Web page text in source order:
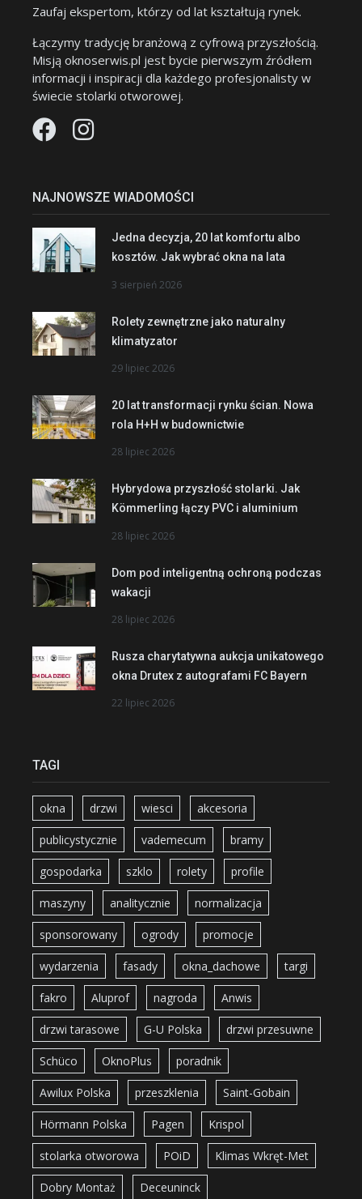
Zaufaj ekspertom, którzy od lat kształtują rynek.
Łączymy tradycję branżową z cyfrową przyszłością.
Misją oknoserwis.pl jest bycie pierwszym źródłem
informacji i inspiracji dla każdego profesjonalisty w
świecie stolarki otworowej.
NAJNOWSZE WIADOMOŚCI
Jedna decyzja, 20 lat komfortu albo
kosztów. Jak wybrać okna na lata
3 sierpień 2026
Rolety zewnętrzne jako naturalny
klimatyzator
29 lipiec 2026
20 lat transformacji rynku ścian. Nowa
rola H+H w budownictwie
28 lipiec 2026
Hybrydowa przyszłość stolarki. Jak
Kömmerling łączy PVC i aluminium
28 lipiec 2026
Dom pod inteligentną ochroną podczas
wakacji
28 lipiec 2026
Rusza charytatywna aukcja unikatowego
okna Drutex z autografami FC Bayern
22 lipiec 2026
TAGI
okna drzwi wiesci akcesoria
publicystycznie vademecum bramy
gospodarka szklo rolety profile
maszyny analitycznie normalizacja
sponsorowany ogrody promocje
wydarzenia fasady okna_dachowe targi
fakro Aluprof nagroda Anwis
drzwi tarasowe G-U Polska drzwi przesuwne
Schüco OknoPlus poradnik
Awilux Polska przeszklenia Saint-Gobain
Hörmann Polska Pagen Krispol
stolarka otworowa POiD Klimas Wkręt-Met
Dobry Montaż Deceuninck